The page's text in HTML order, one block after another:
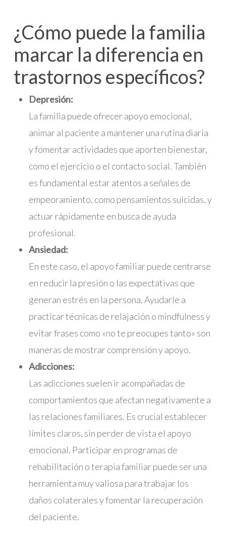
¿Cómo puede la familia
marcar la diferencia en
trastornos específicos?
Depresión:
La familia puede ofrecer apoyo emocional,
animar al paciente a mantener una rutina diaria
y fomentar actividades que aporten bienestar,
como el ejercicio o el contacto social. También
es fundamental estar atentos a señales de
empeoramiento, como pensamientos suicidas, y
actuar rápidamente en busca de ayuda
profesional.
Ansiedad:
En este caso, el apoyo familiar puede centrarse
en reducir la presión o las expectativas que
generan estrés en la persona. Ayudarle a
practicar técnicas de relajación o mindfulness y
evitar frases como «no te preocupes tanto» son
maneras de mostrar comprensión y apoyo.
Adicciones:
Las adicciones suelen ir acompañadas de
comportamientos que afectan negativamente a
las relaciones familiares. Es crucial establecer
límites claros, sin perder de vista el apoyo
emocional. Participar en programas de
rehabilitación o terapia familiar puede ser una
herramienta muy valiosa para trabajar los
daños colaterales y fomentar la recuperación
del paciente.